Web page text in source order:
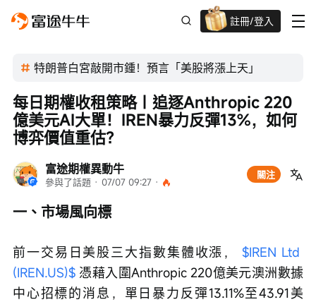
註冊/登入
迎新驚喜賞 股票/BTC等任你揀!
特朗普白宮敲開市鍾！預言「美股將漲上天」
富途期權異動牛
參與了話題 · 07/07 09:27 ·
關注
每日期權收租策略｜追逐Anthropic 220
億美元AI大單！IREN暴力反彈13%，如何
博弈價值重估？
一、市場風向標
前一交易日美股三大指數集體收漲， $IREN Ltd
(IREN.US)$ 憑藉入圍Anthropic 220億美元澳洲數據
中心招標的消息，單日暴力反彈13.11%至43.91美